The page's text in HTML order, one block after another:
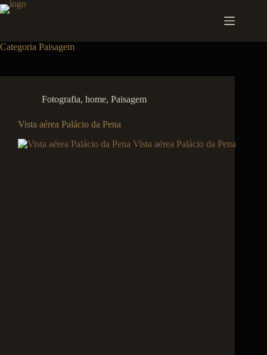
Pular
para
Categoria Paisagem
Fotografia, home, Paisagem
Vista aérea Palácio da Pena